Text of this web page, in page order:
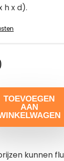
h x d).
TOEVOEGEN
AAN
kunnen